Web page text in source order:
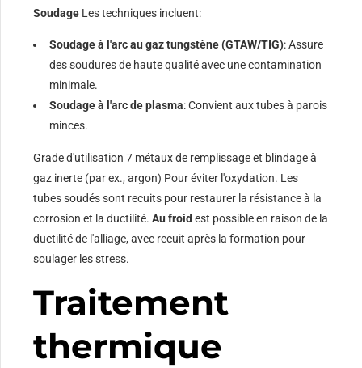
Soudage Les techniques incluent:
Soudage à l'arc au gaz tungstène (GTAW/TIG): Assure
des soudures de haute qualité avec une contamination
minimale.
Soudage à l'arc de plasma: Convient aux tubes à parois
minces.
Grade d'utilisation 7 métaux de remplissage et blindage à
gaz inerte (par ex., argon) Pour éviter l'oxydation. Les
tubes soudés sont recuits pour restaurer la résistance à la
corrosion et la ductilité.Au froid est possible en raison de la
ductilité de l'alliage, avec recuit après la formation pour
soulager les stress.
Traitement
thermique